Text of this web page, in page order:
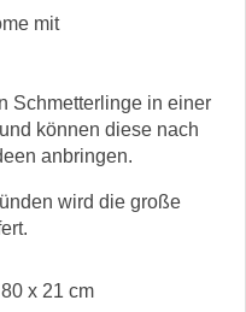
mit
Schmetterlinge in einer
können diese nach
anbringen.
wird die große
80 x 21 cm